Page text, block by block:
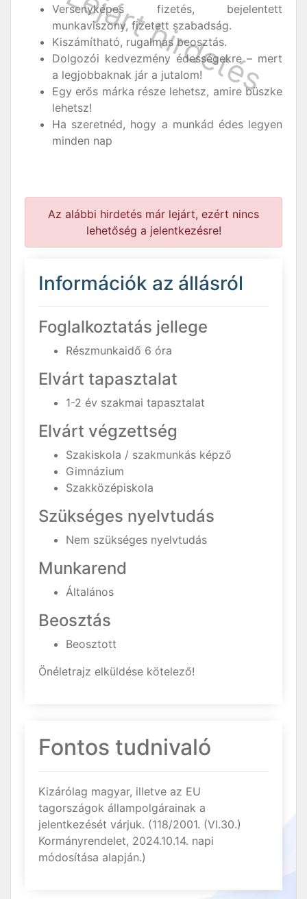
Versenyképes fizetés, bejelentett
munkaviszony, fizetett szabadság.
Kiszámítható, rugalmas beosztás.
Dolgozói kedvezmény édességekre – mert
a legjobbaknak jár a jutalom!
Egy erős márka része lehetsz, amire büszke
lehetsz!
Ha szeretnéd, hogy a munkád édes legyen
minden nap
Az alábbi hirdetés már lejárt, ezért nincs
lehetőség a jelentkezésre!
Információk az állásról
Foglalkoztatás jellege
Részmunkaidő 6 óra
Elvárt tapasztalat
1-2 év szakmai tapasztalat
Elvárt végzettség
Szakiskola / szakmunkás képző
Gimnázium
Szakközépiskola
Szükséges nyelvtudás
Nem szükséges nyelvtudás
Munkarend
Általános
Beosztás
Beosztott
Önéletrajz elküldése kötelező!
Fontos tudnivaló
Kizárólag magyar, illetve az EU
tagországok állampolgárainak a
jelentkezését várjuk. (118/2001. (VI.30.)
Kormányrendelet, 2024.10.14. napi
módosítása alapján.)